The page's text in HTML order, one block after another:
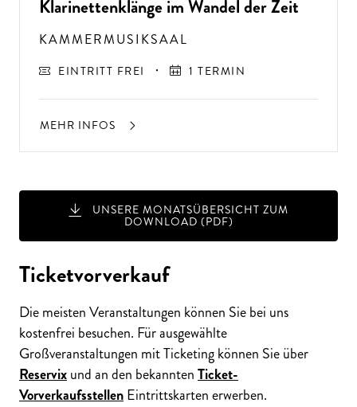
A
USSER
G
EW
Ö
H
N
LIC
H
E K
O
N
ZER
TER
LEBN
ISSE
S
T
E
H
E
N
SI
E
A
U
F
P
E
R
F
O
R
M
A
N
C
E
S
?
Klarinettenklänge im Wandel der Zeit
KAMMERMUSIKSAAL
EINTRITT FREI 1 TERMIN
MEHR INFOS
UNSERE MONATSÜBERSICHT ZUM
DOWNLOAD (PDF)
Ticketvorverkauf
Die meisten Veranstaltungen können Sie bei uns
kostenfrei besuchen. Für ausgewählte
Großveranstaltungen mit Ticketing können Sie über
Reservixund an den bekanntenTicket-
VorverkaufsstellenEintrittskarten erwerben.